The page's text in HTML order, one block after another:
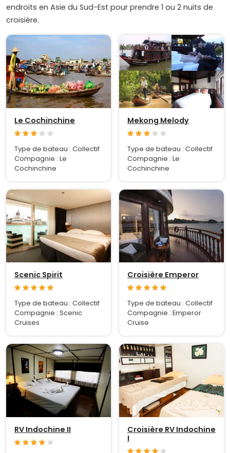
endroits en Asie du Sud-Est pour prendre 1 ou 2 nuits de
croisière.
Le Cochinchine
Type de bateau : Collectif
Compagnie : Le
Cochinchine
Mekong Melody
Type de bateau : Collectif
Compagnie : Le
Cochinchine
Scenic Spirit
Type de bateau : Collectif
Compagnie : Scenic
Cruises
Croisière Emperor
Type de bateau : Collectif
Compagnie : Emperor
Cruise
RV Indochine II
Croisière RV Indochine
I